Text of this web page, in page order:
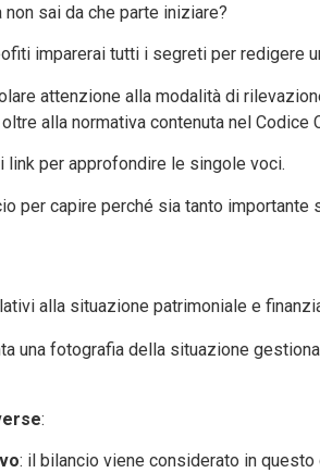
non sai da che parte iniziare?
imparerai tutti i segreti per redigere
attenzione alla modalità di
alla normativa contenuta nel Codice
link per approfondire le singole voci.
per capire perché sia tanto importante
alla situazione patrimoniale e
una fotografia della situazione
:
: il bilancio viene considerato in